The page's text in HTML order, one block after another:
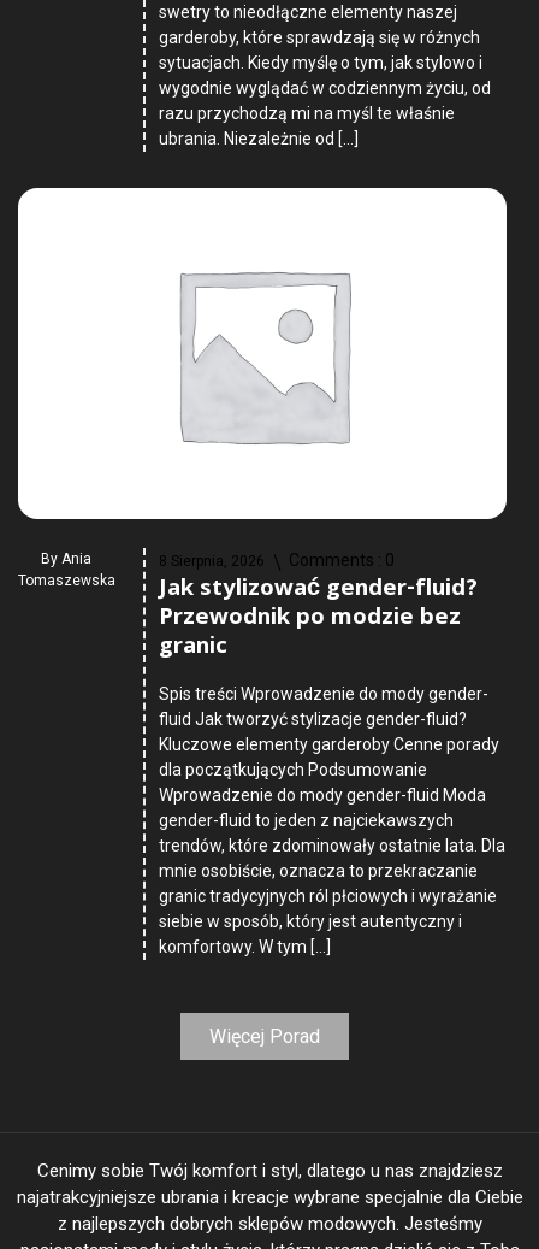
swetry to nieodłączne elementy naszej
garderoby, które sprawdzają się w różnych
sytuacjach. Kiedy myślę o tym, jak stylowo i
wygodnie wyglądać w codziennym życiu, od
razu przychodzą mi na myśl te właśnie
ubrania. Niezależnie od […]
By Ania
Tomaszewska
8 Sierpnia, 2026 Comments : 0
Jak stylizować gender-fluid?
Przewodnik po modzie bez
granic
Spis treści Wprowadzenie do mody gender-
fluid Jak tworzyć stylizacje gender-fluid?
Kluczowe elementy garderoby Cenne porady
dla początkujących Podsumowanie
Wprowadzenie do mody gender-fluid Moda
gender-fluid to jeden z najciekawszych
trendów, które zdominowały ostatnie lata. Dla
mnie osobiście, oznacza to przekraczanie
granic tradycyjnych ról płciowych i wyrażanie
siebie w sposób, który jest autentyczny i
komfortowy. W tym […]
Więcej Porad
Cenimy sobie Twój komfort i styl, dlatego u nas znajdziesz
najatrakcyjniejsze ubrania i kreacje wybrane specjalnie dla Ciebie
z najlepszych dobrych sklepów modowych. Jesteśmy